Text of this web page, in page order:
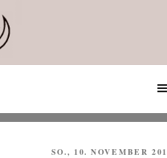
Inhalt
springen
VERÖFFENTLICHT
SO., 10. NOVEMBER